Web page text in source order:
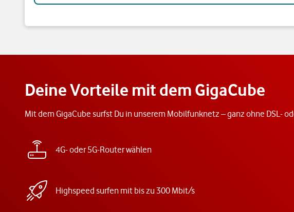
Deine Vorteile mit dem GigaCube
Mit dem GigaCube surfst Du in unserem Mobilfunknetz – ganz ohne DSL-
4G- oder 5G-Router wählen
Highspeed surfen mit bis zu 300 Mbit/s